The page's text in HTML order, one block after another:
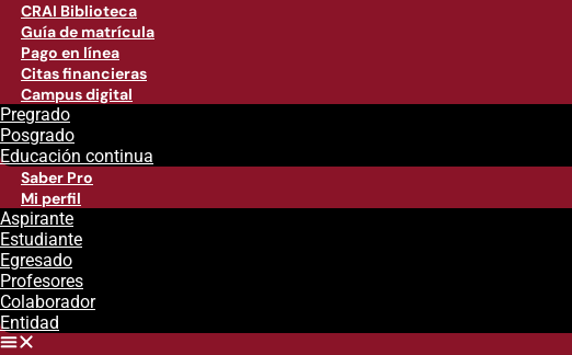
CRAI Biblioteca
Guía de matrícula
Pago en línea
Citas financieras
Campus digital
Pregrado
Posgrado
Educación continua
Saber Pro
Mi perfil
Aspirante
Estudiante
Egresado
Profesores
Colaborador
Entidad